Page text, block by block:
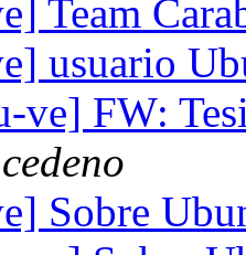
Team
usuario
ve] FW:
Sobre